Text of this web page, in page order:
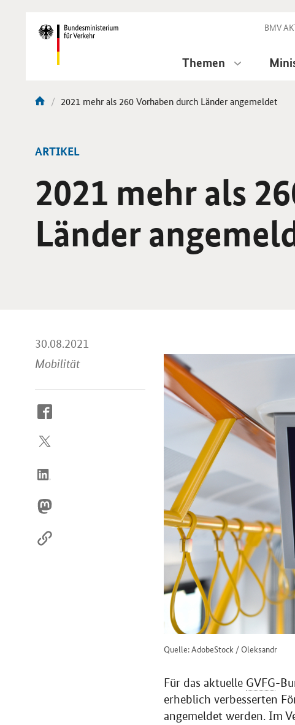
Navigation BMV
Themen
Aktuelle
2021 mehr als 260 Vorhaben durch Länder angemeldet
ARTIKEL
2021 mehr als
Länder
30.08.2021
Mobilität
So
Sie
Internet
Quelle: AdobeStock / Oleksandr
Für das aktuelle GVFG-
erheblich verbesserten
angemeldet werden. Im